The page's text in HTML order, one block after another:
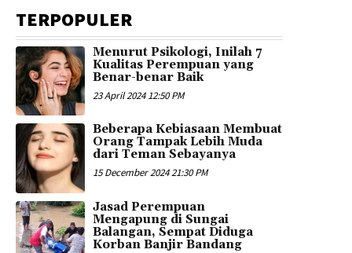
TERPOPULER
Menurut Psikologi, Inilah 7
Kualitas Perempuan yang
Benar-benar Baik
23 April 2024 12:50 PM
Beberapa Kebiasaan Membuat
Orang Tampak Lebih Muda
dari Teman Sebayanya
15 December 2024 21:30 PM
Jasad Perempuan
Mengapung di Sungai
Balangan, Sempat Diduga
Korban Banjir Bandang